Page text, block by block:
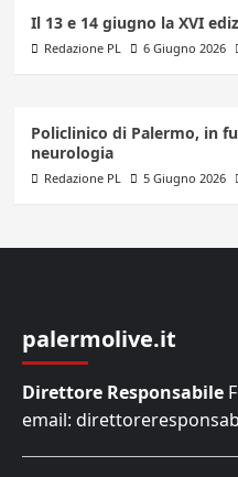
Il 13 e 14 giugno la XVI
Redazione PL 6 Giugno 2026
Policlinico di Palermo, in
neurologia
Redazione PL 5 Giugno 2026
palermolive.it
Direttore Responsabile
email: